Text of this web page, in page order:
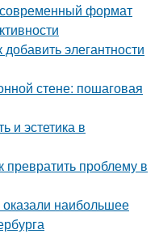
формат
элегантности
стене: пошаговая
и эстетика в
проблему в
оказали наибольшее